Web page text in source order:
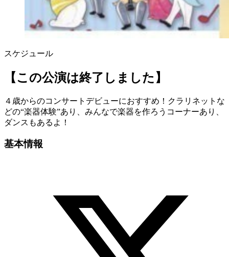
スケジュール
【この公演は終了しました】
４歳からのコンサートデビューにおすすめ！クラリネットな
どの“楽器体験”あり、みんなで楽器を作ろうコーナーあり、
ダンスもあるよ！
基本情報